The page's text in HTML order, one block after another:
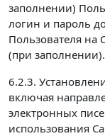
заполнении)
логин и пароль
Пользователя на
(при заполнении).
6.2.3.
включая
электронных
использования